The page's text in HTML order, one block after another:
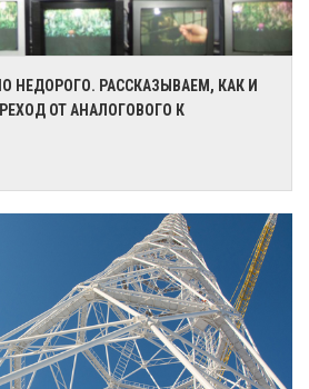
НЕДОРОГО. РАССКАЗЫВАЕМ, КАК И
ОТ АНАЛОГОВОГО К